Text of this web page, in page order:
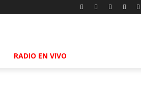
RADIO EN VIVO